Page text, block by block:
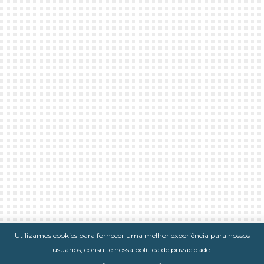
Utilizamos cookies para fornecer uma melhor experiência para nossos
usuários, consulte nossa política de privacidade.